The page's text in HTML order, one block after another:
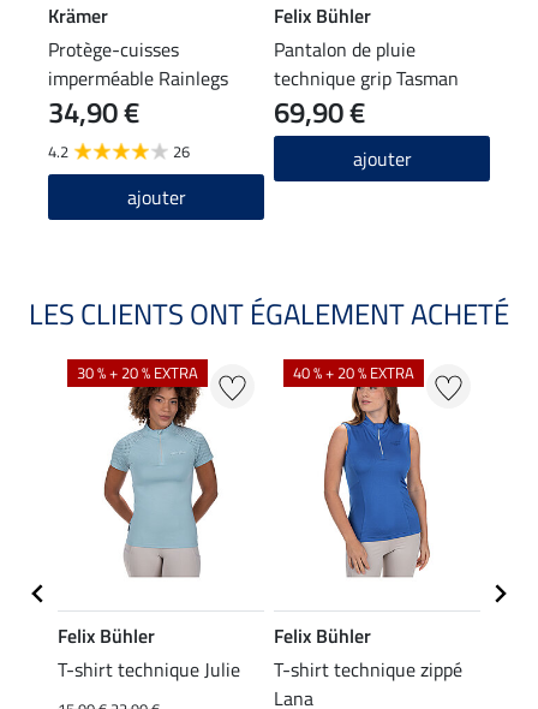
Krämer
Protège-cuisses
imperméable Rainlegs
34,90 €
4.2 26
ajouter
Felix Bühler
Pantalon de pluie
technique grip Tasman
69,90 €
ajouter
LES CLIENTS ONT ÉGALEMENT ACHETÉ
30 % + 20 % EXTRA
Felix Bühler
T-shirt technique Julie
40 % + 20 % EXTRA
Felix Bühler
T-shirt technique zippé
Lana